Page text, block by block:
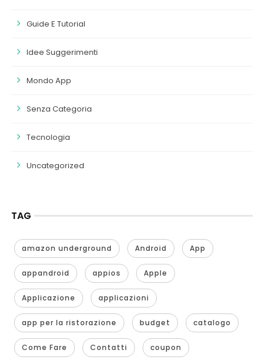
Guide E Tutorial
Idee Suggerimenti
Mondo App
Senza Categoria
Tecnologia
Uncategorized
TAG
amazon underground Android App
appandroid appios Apple
Applicazione applicazioni
app per la ristorazione budget catalogo
Come Fare Contatti coupon